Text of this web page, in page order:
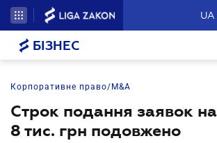
UA
БІЗНЕС
Корпоративне право/M&A
Строк подання заявок
8 тис. грн подовжено